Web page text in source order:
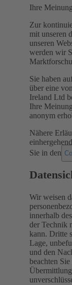
Ihre
Zur
mit unseren
unseren
werden wir
Sie haben
über eine
Ireland Ltd
Ihre
anonym
Nähere
Sie in den
Wir weisen
innerhalb
der Technik
kann. Dritte
Lage,
und den
beachten